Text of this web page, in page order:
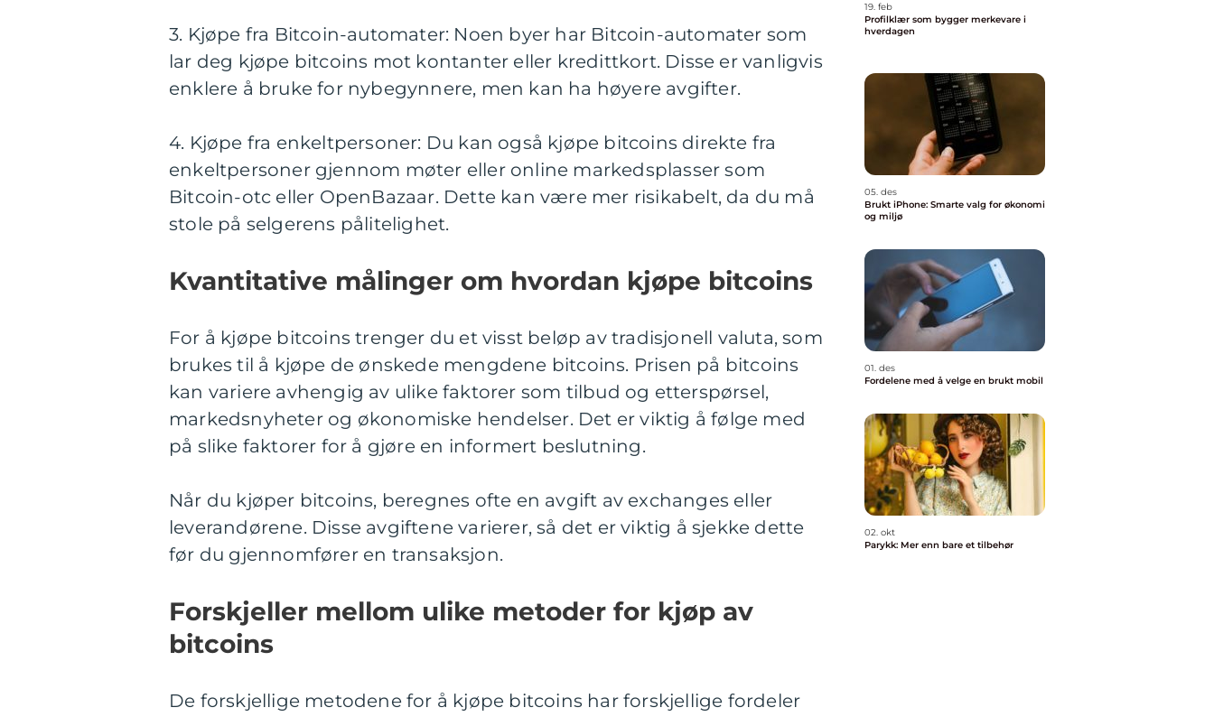
3. Kjøpe fra Bitcoin-automater: Noen byer har Bitcoin-automater som
lar deg kjøpe bitcoins mot kontanter eller kredittkort. Disse er vanligvis
enklere å bruke for nybegynnere, men kan ha høyere avgifter.
4. Kjøpe fra enkeltpersoner: Du kan også kjøpe bitcoins direkte fra
enkeltpersoner gjennom møter eller online markedsplasser som
Bitcoin-otc eller OpenBazaar. Dette kan være mer risikabelt, da du må
stole på selgerens pålitelighet.
Kvantitative målinger om hvordan kjøpe bitcoins
For å kjøpe bitcoins trenger du et visst beløp av tradisjonell valuta, som
brukes til å kjøpe de ønskede mengdene bitcoins. Prisen på bitcoins
kan variere avhengig av ulike faktorer som tilbud og etterspørsel,
markedsnyheter og økonomiske hendelser. Det er viktig å følge med
på slike faktorer for å gjøre en informert beslutning.
Når du kjøper bitcoins, beregnes ofte en avgift av exchanges eller
leverandørene. Disse avgiftene varierer, så det er viktig å sjekke dette
før du gjennomfører en transaksjon.
Forskjeller mellom ulike metoder for kjøp av
bitcoins
De forskjellige metodene for å kjøpe bitcoins har forskjellige fordeler
19. feb
Profilklær som bygger merkevare i
hverdagen
05. des
Brukt iPhone: Smarte valg for økonomi
og miljø
01. des
Fordelene med å velge en brukt mobil
02. okt
Parykk: Mer enn bare et tilbehør